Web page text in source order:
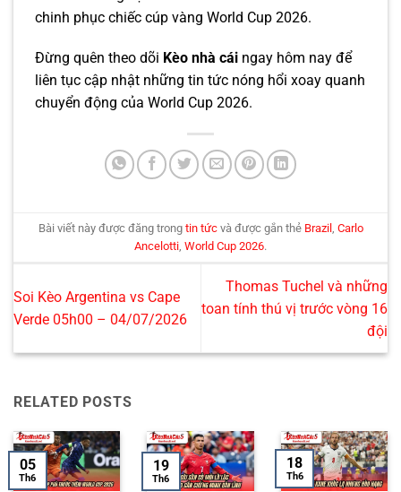
chinh phục chiếc cúp vàng World Cup 2026.
Đừng quên theo dõi Kèo nhà cái ngay hôm nay để
liên tục cập nhật những tin tức nóng hổi xoay quanh
chuyển động của World Cup 2026.
Bài viết này được đăng trong tin tứcvà được gắn thẻ Brazil Carlo
Ancelotti World Cup 2026.
Soi Kèo Argentina vs Cape
Verde 05h00 – 04/07/2026
Thomas Tuchel và những
toan tính thú vị trước vòng 16
đội
RELATED POSTS
05
Th6
19
Th6
18
Th6